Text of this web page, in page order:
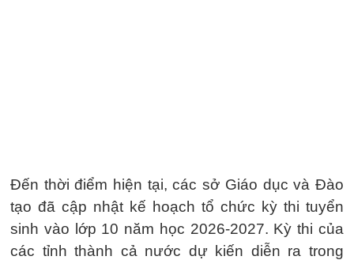
Đến thời điểm hiện tại, các sở Giáo dục và Đào
tạo đã cập nhật kế hoạch tổ chức kỳ thi tuyển
sinh vào lớp 10 năm học 2026-2027. Kỳ thi của
các tỉnh thành cả nước dự kiến diễn ra trong